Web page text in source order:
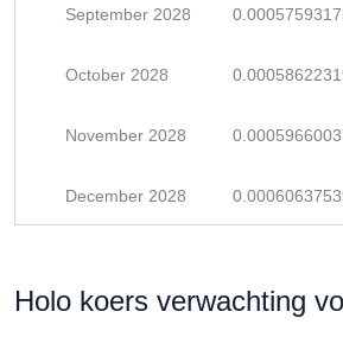
September 2028
October 2028
November 2028
December 2028
Holo koers verwachting